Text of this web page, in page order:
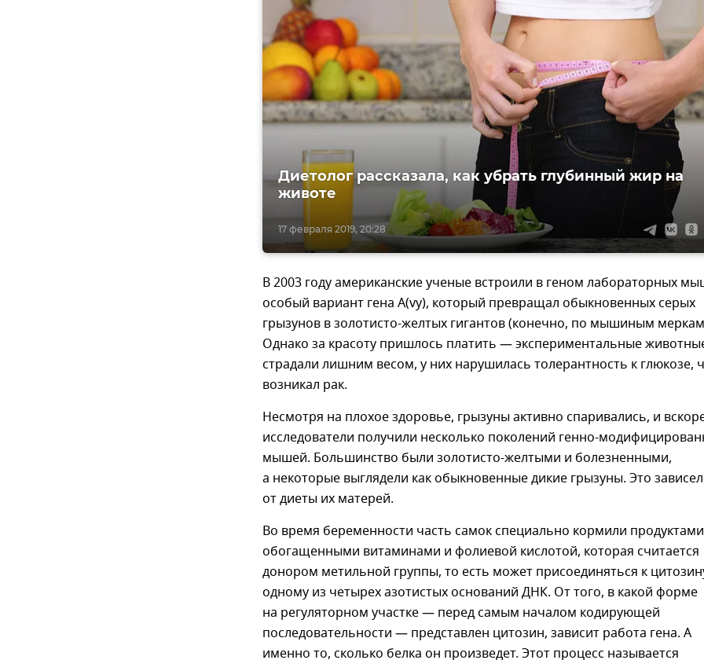
17 февраля 2019, 20:28
Диетолог рассказала, как убрать глубинный жир на
животе
В 2003 году американские ученые встроили в геном лабораторных
особый вариант гена A(vy), который превращал обыкновенных серых
грызунов в золотисто-желтых гигантов (конечно, по мышиным
Однако за красоту пришлось платить — экспериментальные
страдали лишним весом, у них нарушилась толерантность к глюкозе,
возникал рак.
Несмотря на плохое здоровье, грызуны активно спаривались, и
исследователи получили несколько поколений генно-
мышей. Большинство были золотисто-желтыми и болезненными,
а некоторые выглядели как обыкновенные дикие грызуны. Это
от диеты их матерей.
Во время беременности часть самок специально кормили
обогащенными витаминами и фолиевой кислотой, которая считается
донором метильной группы, то есть может присоединяться к
одному из четырех азотистых оснований ДНК. От того, в какой форме
на регуляторном участке — перед самым началом кодирующей
последовательности — представлен цитозин, зависит работа гена. А
именно то, сколько белка он произведет. Этот процесс называется